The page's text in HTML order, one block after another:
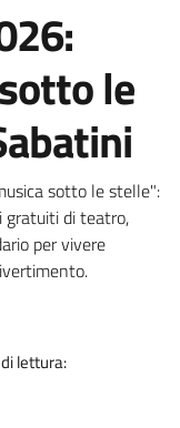
le
sotto le stelle":
gratuiti di teatro,
per vivere
lettura: